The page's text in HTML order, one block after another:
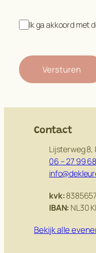
Ik ga akkoord met
Contact
Lijsterweg 8,
06 – 27 99
kvk:
IBAN: NL30
Bekijk alle